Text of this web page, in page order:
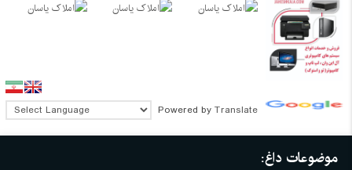
Powered by Translate
موضوعات داغ: